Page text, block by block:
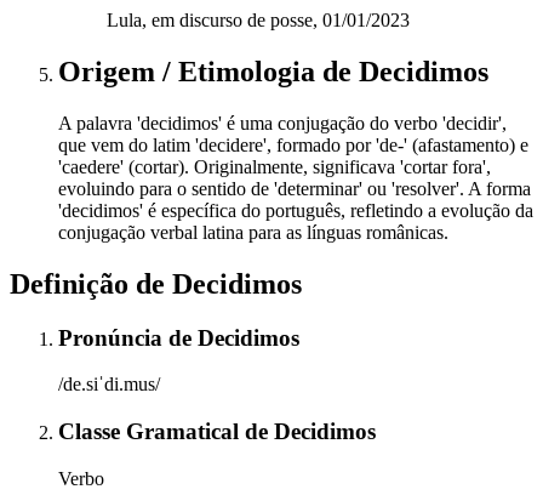
Lula, em discurso de posse, 01/01/2023
Origem / Etimologia de Decidimos
A palavra 'decidimos' é uma conjugação do verbo 'decidir',
que vem do latim 'decidere', formado por 'de-' (afastamento) e
'caedere' (cortar). Originalmente, significava 'cortar fora',
evoluindo para o sentido de 'determinar' ou 'resolver'. A forma
'decidimos' é específica do português, refletindo a evolução da
conjugação verbal latina para as línguas românicas.
Definição de Decidimos
Pronúncia de Decidimos
/de.siˈdi.mus/
Classe Gramatical de Decidimos
Verbo